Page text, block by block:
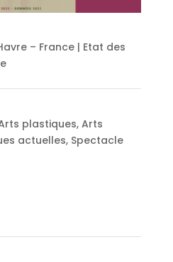
– France | Etat des
plastiques, Arts
actuelles, Spectacle